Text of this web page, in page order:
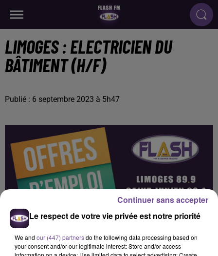
LIMOGES : ELECTRICIEN DU
BÂTIMENT (H/F)
Publié : 6 septembre 2023 à 5h47
Une entreprise de Limoges recherche un électricien du
bâtiment (H/F). Vous aurez pour mission le raccordement de
Le respect de votre vie privée est notre priorité
We and our (447) partnersdo the following data processing based on
your consent and/or our legitimate interest: Store and/or access
Continuer sans accepter